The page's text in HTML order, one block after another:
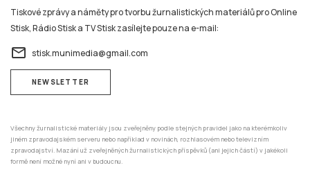
Tiskové zprávy a náměty pro tvorbu žurnalistických materiálů pro Online
Stisk, Rádio Stisk a TV Stisk zasílejte pouze na e-mail:
email stisk.munimedia@gmail.com
NEWSLETTER
Všechny žurnalistické materiály jsou zveřejněny podle stejných pravidel jako na kterémkoliv
jiném zpravodajském serveru nebo například v novinách, rozhlasovém nebo televizním
zpravodajství. Mazání už zveřejněných žurnalistických příspěvků (ani jejich částí) v jakékoli
formě není možné nyní ani v budoucnu.